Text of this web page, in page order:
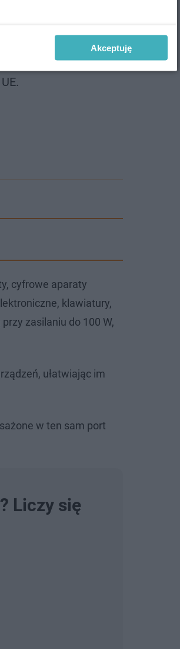
C
cyfrowe aparaty
klawiatury,
zasilaniu do 100 W,
ułatwiając im
w ten sam port
Liczy się
Akceptuję